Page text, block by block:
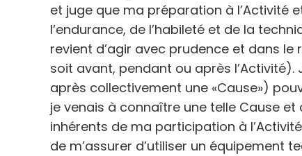
et juge que ma préparation à l’Activité
l’endurance, de l’habileté et de la
revient d’agir avec prudence et dans
soit avant, pendant ou après
après collectivement une «Cause»)
je venais à connaître une telle Cause
inhérents de ma participation à
de m’assurer d’utiliser un